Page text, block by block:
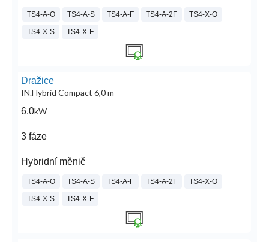
TS4-A-O TS4-A-S TS4-A-F TS4-A-2F TS4-X-O
TS4-X-S TS4-X-F
Dražice
IN.Hybrid Compact 6,0 m
6.0kW
3 fáze
Hybridní měnič
TS4-A-O TS4-A-S TS4-A-F TS4-A-2F TS4-X-O
TS4-X-S TS4-X-F